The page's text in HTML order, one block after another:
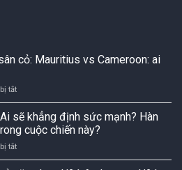
cỏ: Mauritius vs Cameroon: ai
tắtở
Cuộc
chiến
sân
cỏ:
Mauritius
sẽ khẳng định sức mạnh? Hàn
cuộc chiến này?
tắtở
Đối